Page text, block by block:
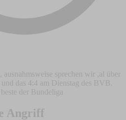
ausnahmsweise sprechen wir ,al über
das 4:4 am Dienstag des BVB.
der Bundeliga
Angriff